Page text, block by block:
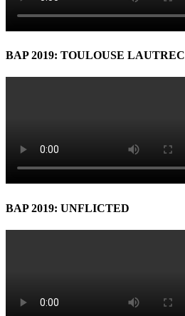
BAP 2019: TOULOUSE LAUTREC
BAP 2019: UNFLICTED